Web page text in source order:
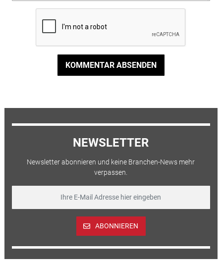
KOMMENTAR ABSENDEN
NEWSLETTER
Newsletter abonnieren und keine Branchen-News mehr
verpassen.
ABONNIEREN